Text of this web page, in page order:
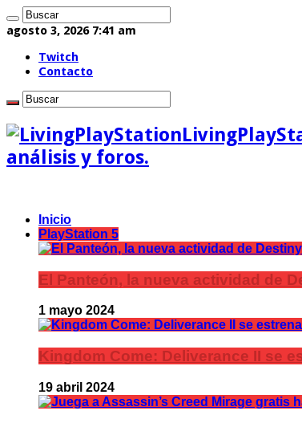
agosto 3, 2026 7:41 am
Twitch
Contacto
análisis y foros.
Inicio
PlayStation 5
El Panteón, la nueva actividad de
1 mayo 2024
Kingdom Come: Deliverance II se
19 abril 2024